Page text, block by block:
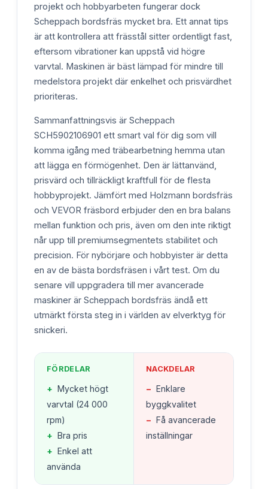
projekt och hobbyarbeten fungerar dock
Scheppach bordsfräs mycket bra. Ett annat tips
är att kontrollera att frässtål sitter ordentligt fast,
eftersom vibrationer kan uppstå vid högre
varvtal. Maskinen är bäst lämpad för mindre till
medelstora projekt där enkelhet och prisvärdhet
prioriteras.
Sammanfattningsvis är Scheppach
SCH5902106901 ett smart val för dig som vill
komma igång med träbearbetning hemma utan
att lägga en förmögenhet. Den är lättanvänd,
prisvärd och tillräckligt kraftfull för de flesta
hobbyprojekt. Jämfört med Holzmann bordsfräs
och VEVOR fräsbord erbjuder den en bra balans
mellan funktion och pris, även om den inte riktigt
når upp till premiumsegmentets stabilitet och
precision. För nybörjare och hobbyister är detta
en av de bästa bordsfräsen i vårt test. Om du
senare vill uppgradera till mer avancerade
maskiner är Scheppach bordsfräs ändå ett
utmärkt första steg in i världen av elverktyg för
snickeri.
FÖRDELAR
+ Mycket högt
varvtal (24 000
rpm)
+ Bra pris
+ Enkel att
använda
NACKDELAR
− Enklare
byggkvalitet
− Få avancerade
inställningar